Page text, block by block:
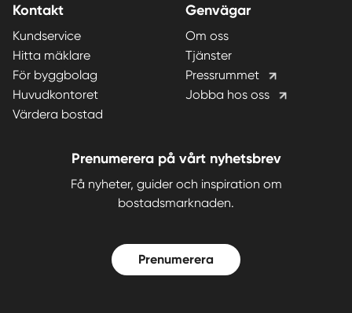
Kontakt
Kundservice
Hitta mäklare
För byggbolag
Huvudkontoret
Värdera bostad
Genvägar
Om oss
Tjänster
Pressrummet
Jobba hos oss
Prenumerera på vårt nyhetsbrev
Få nyheter, guider och inspiration om
bostadsmarknaden.
Prenumerera